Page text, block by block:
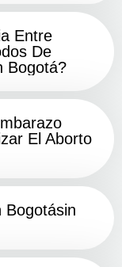
Entre
De
Bogotá?
El Aborto
Bogotásin